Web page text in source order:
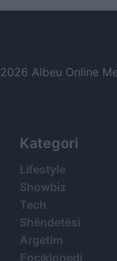
2026 Albeu Online
Kategori
Lifestyle
Showbiz
Tech
Shëndetësi
Argetim
Enciklopedi